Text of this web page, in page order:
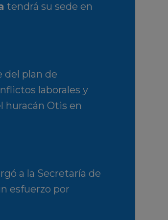
tendrá su sede en
del plan de
laborales y
huracán Otis en
a la Secretaría de
esfuerzo por